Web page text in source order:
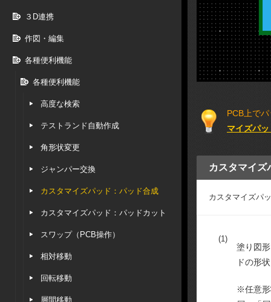
３D連携
作図・編集
各種便利機能
各種便利機能
高度な検索
テストランド自動作成
角形状変更
ジャンパー交換
カスタマイズパッド：パッド合成
カスタマイズパッド：パッドカット
スワップ（PCB操作）
相対移動
回転移動
層間移動
PCB上で
マイズパ
カスタマイズ
カスタマイズパ
(1)
塗り図
ドの形
※任意形